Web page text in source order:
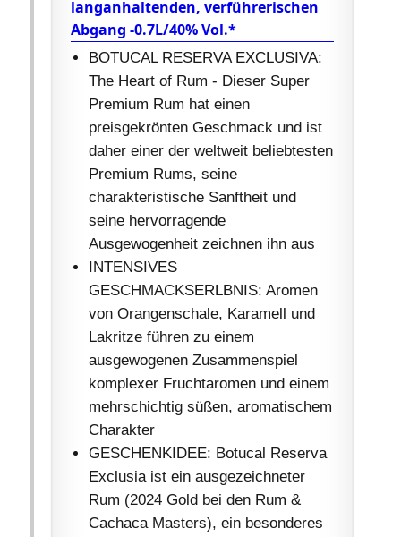
langanhaltenden, verführerischen
Abgang -0.7L/40% Vol.*
BOTUCAL RESERVA EXCLUSIVA:
The Heart of Rum - Dieser Super
Premium Rum hat einen
preisgekrönten Geschmack und ist
daher einer der weltweit beliebtesten
Premium Rums, seine
charakteristische Sanftheit und
seine hervorragende
Ausgewogenheit zeichnen ihn aus
INTENSIVES
GESCHMACKSERLBNIS: Aromen
von Orangenschale, Karamell und
Lakritze führen zu einem
ausgewogenen Zusammenspiel
komplexer Fruchtaromen und einem
mehrschichtig süßen, aromatischem
Charakter
GESCHENKIDEE: Botucal Reserva
Exclusia ist ein ausgezeichneter
Rum (2024 Gold bei den Rum &
Cachaca Masters), ein besonderes